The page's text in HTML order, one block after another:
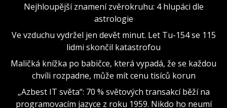
Nejhloupější znamení zvěrokruhu: 4 hlupáci dle
astrologie
Ve vzduchu vydržel jen devět minut. Let Tu-154 se 115
lidmi skončil katastrofou
Maličká knížka po babičce, která vypadá, že se každou
chvíli rozpadne, může mít cenu tisíců korun
„Azbest IT světa“: 70 % světových transakcí běží na
programovacím jazyce z roku 1959. Nikdo ho neumí